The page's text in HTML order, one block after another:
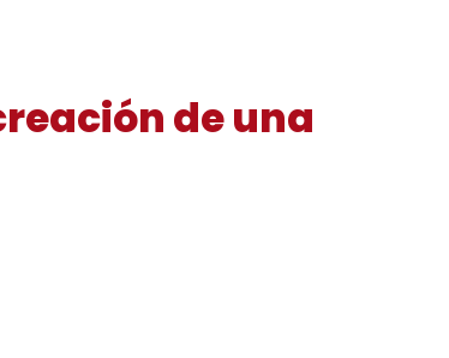
de una